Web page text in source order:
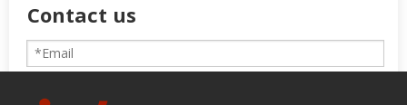
Contact us